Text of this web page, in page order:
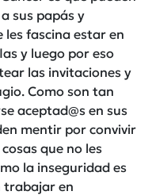
sus papás y
les fascina estar en
y luego por eso
las invitaciones y
Como son tan
aceptad@s en sus
mentir por convivir
que no les
la inseguridad es
trabajar en